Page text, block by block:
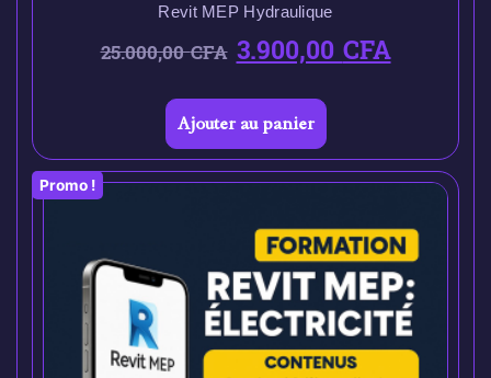
Revit MEP Hydraulique
25.000,00CFA 3.900,00CFA
Ajouter au panier
Promo !